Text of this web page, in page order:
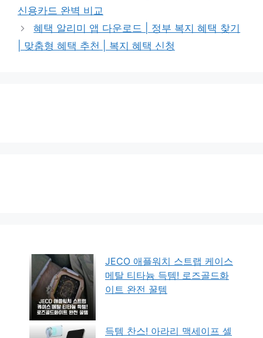
리
신용카드 완벽 비교
혜택 알리미 앱 다운로드 | 정부 복지 혜택 찾기
| 맞춤형 혜택 추천 | 복지 혜택 신청
JECO 애플워치 스트랩 케이스
메탈 티타늄 득템! 로즈골드화
이트 완전 꿀템
득템 찬스! 아라리 맥세이프 셀